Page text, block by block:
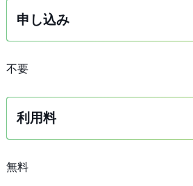
申し込み
不要
利用料
無料